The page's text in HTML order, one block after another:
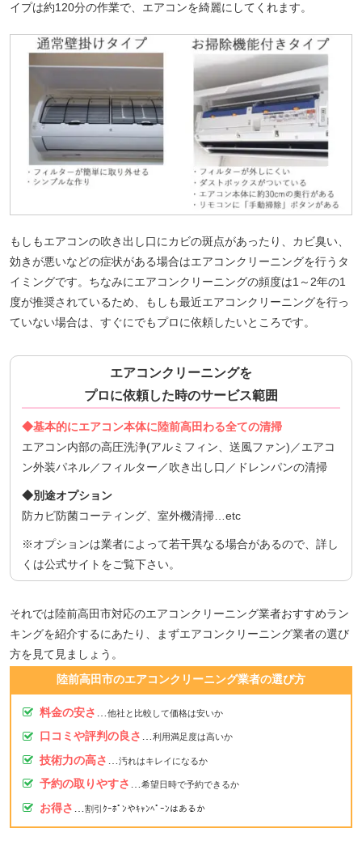
イプは約120分の作業で、エアコンを綺麗にしてくれます。
もしもエアコンの吹き出し口にカビの斑点があったり、カビ臭い、
効きが悪いなどの症状がある場合はエアコンクリーニングを行うタ
イミングです。ちなみにエアコンクリーニングの頻度は1～2年の1
度が推奨されているため、もしも最近エアコンクリーニングを行っ
ていない場合は、すぐにでもプロに依頼したいところです。
エアコンクリーニングを
プロに依頼した時のサービス範囲
◆基本的にエアコン本体に陸前高田わる全ての清掃
エアコン内部の高圧洗浄(アルミフィン、送風ファン)／エアコ
ン外装パネル／フィルター／吹き出し口／ドレンパンの清掃
◆別途オプション
防カビ防菌コーティング、室外機清掃…etc
※オプションは業者によって若干異なる場合があるので、詳し
くは公式サイトをご覧下さい。
それでは陸前高田市対応のエアコンクリーニング業者おすすめラン
キングを紹介するにあたり、まずエアコンクリーニング業者の選び
方を見て見ましょう。
陸前高田市のエアコンクリーニング業者の選び方
料金の安さ …他社と比較して価格は安いか
口コミや評判の良さ …利用満足度は高いか
技術力の高さ 汚れはキレイになるか
予約の取りやすさ …希望日時で予約できるか
お得さ 割引ｸｰﾎﾟﾝやｷｬﾝﾍﾟｰﾝはあるか